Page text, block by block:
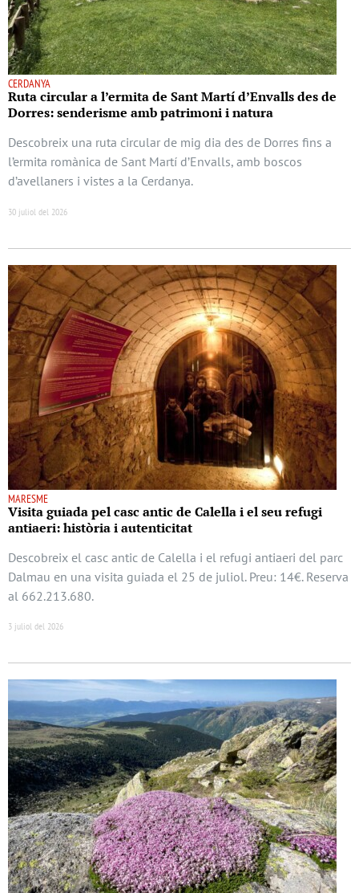
CERDANYA
Ruta circular a l’ermita de Sant Martí d’Envalls des de
Dorres: senderisme amb patrimoni i natura
Descobreix una ruta circular de mig dia des de Dorres fins a
l’ermita romànica de Sant Martí d’Envalls, amb boscos
d’avellaners i vistes a la Cerdanya.
30 juliol del 2026
MARESME
Visita guiada pel casc antic de Calella i el seu refugi
antiaeri: història i autenticitat
Descobreix el casc antic de Calella i el refugi antiaeri del parc
Dalmau en una visita guiada el 25 de juliol. Preu: 14€. Reserva
al 662.213.680.
3 juliol del 2026